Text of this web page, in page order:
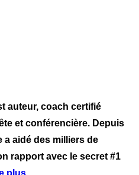
auteur, coach certifié
et conférencière. Depuis
a aidé des milliers de
rapport avec le secret #1